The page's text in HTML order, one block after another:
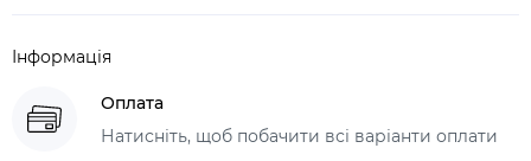
Інформація
Оплата
Натисніть, щоб побачити всі варіанти оплати